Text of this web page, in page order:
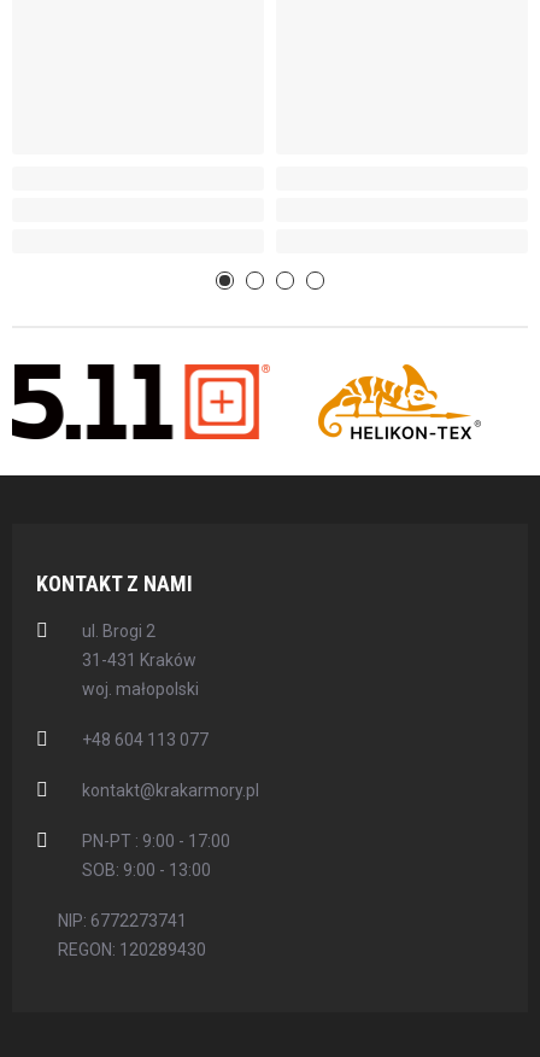
KONTAKT Z NAMI
ul. Brogi 2
31-431 Kraków
woj. małopolski
+48 604 113 077
kontakt@krakarmory.pl
PN-PT : 9:00 - 17:00
SOB: 9:00 - 13:00
NIP: 6772273741
REGON: 120289430